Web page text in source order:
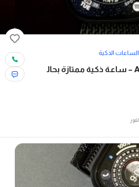
الساعات الذكية
Apple Ultra Watch 3 – ساعة ذكية ممتازة بحال